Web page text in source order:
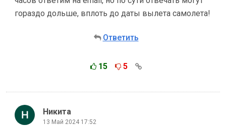
гораздо дольше, вплоть до даты вылета самолета!
Ответить
15 5
Никита
13 Май 2024 17:52